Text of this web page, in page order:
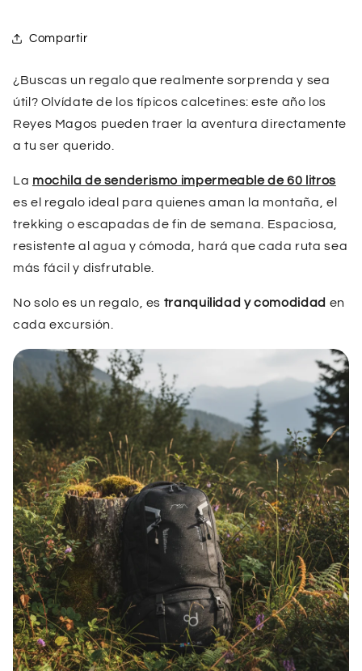
Compartir
¿Buscas un regalo que realmente sorprenda y sea
útil? Olvídate de los típicos calcetines: este año los
Reyes Magos pueden traer la aventura directamente
a tu ser querido.
La mochila de senderismo impermeable de 60 litros
es el regalo ideal para quienes aman la montaña, el
trekking o escapadas de fin de semana. Espaciosa,
resistente al agua y cómoda, hará que cada ruta sea
más fácil y disfrutable.
No solo es un regalo, es tranquilidad y comodidad en
cada excursión.